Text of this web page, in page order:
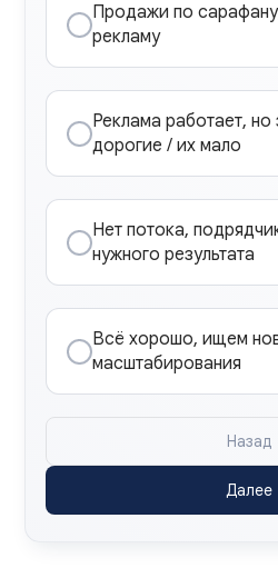
Продажи по
рекламу
Реклама работает,
дорогие / их мало
Нет потока,
нужного результата
Всё хорошо, ищем
масштабирования
Назад
Далее